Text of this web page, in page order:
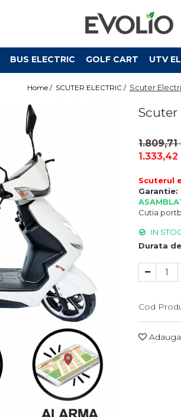
BUS ELECTRIC GOLF CART UTV
Home / SCUTER ELECTRIC / Scuter
Scuter
1.809,71
1.333,42
Scuterul
Garantie:
Cutia
IN
Durata
Cod